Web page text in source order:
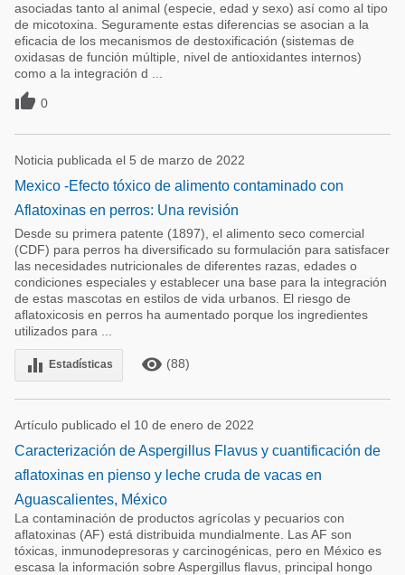
asociadas tanto al animal (especie, edad y sexo) así como al tipo
de micotoxina. Seguramente estas diferencias se asocian a la
eficacia de los mecanismos de destoxificación (sistemas de
oxidasas de función múltiple, nivel de antioxidantes internos)
como a la integración d ...
 0
Noticia publicada el 5 de marzo de 2022
Mexico -Efecto tóxico de alimento contaminado con
Aflatoxinas en perros: Una revisión
Desde su primera patente (1897), el alimento seco comercial
(CDF) para perros ha diversificado su formulación para satisfacer
las necesidades nutricionales de diferentes razas, edades o
condiciones especiales y establecer una base para la integración
de estas mascotas en estilos de vida urbanos. El riesgo de
aflatoxicosis en perros ha aumentado porque los ingredientes
utilizados para ...
equalizer Estadísticas remove_red_eye (88)
Artículo publicado el 10 de enero de 2022
Caracterización de Aspergillus Flavus y cuantificación de
aflatoxinas en pienso y leche cruda de vacas en
Aguascalientes, México
La contaminación de productos agrícolas y pecuarios con
aflatoxinas (AF) está distribuida mundialmente. Las AF son
tóxicas, inmunodepresoras y carcinogénicas, pero en México es
escasa la información sobre Aspergillus flavus, principal hongo